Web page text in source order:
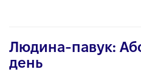
Людина-павук:
день